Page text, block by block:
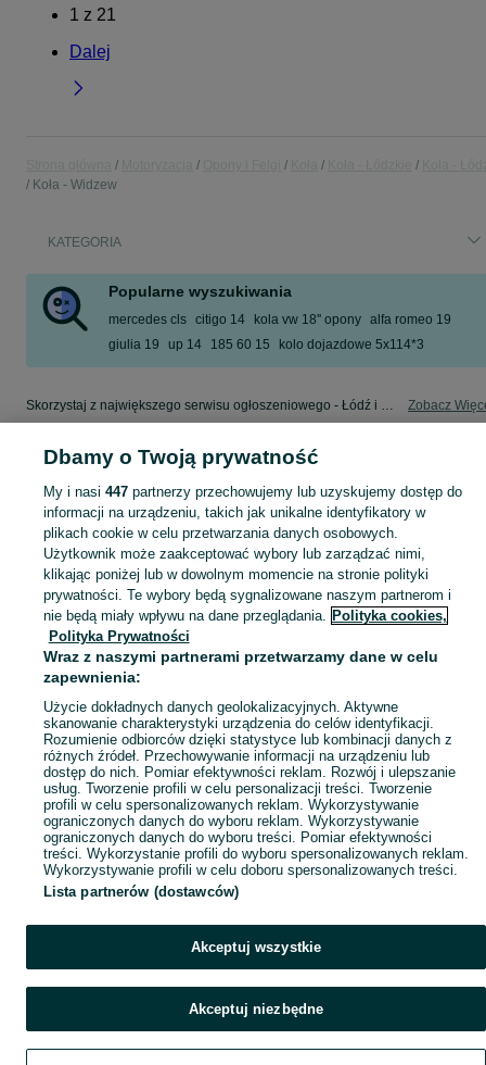
1 z 21
Dalej
Koła - Widzew
KATEGORIA
Popularne wyszukiwania
mercedes cls citigo 14 kola vw 18'' opony alfa romeo 19
giulia 19
up 14 185 60 15 kolo dojazdowe 5x114*3
Skorzystaj z największego serwisu ogłoszeniowego - Łódź i okolice! - kupuj lub sprzedawaj jeszcze wygodniej w kategorii Koła! Zobacz
Mapa kategorii
Mapa miejscowości
Mapa ministron
Popularne wyszukiwania
Dbamy o Twoją prywatność
My i nasi 447partnerzy przechowujemy lub uzyskujemy dostęp do
informacji na urządzeniu, takich jak unikalne identyfikatory w
plikach cookie w celu przetwarzania danych osobowych.
Użytkownik może zaakceptować wybory lub zarządzać nimi,
klikając poniżej lub w dowolnym momencie na stronie polityki
prywatności. Te wybory będą sygnalizowane naszym partnerom i
nie będą miały wpływu na dane przeglądania. Polityka cookies,
Polityka Prywatności
Wraz z naszymi partnerami przetwarzamy dane w celu
zapewnienia:
Użycie dokładnych danych geolokalizacyjnych. Aktywne
skanowanie charakterystyki urządzenia do celów identyfikacji.
Rozumienie odbiorców dzięki statystyce lub kombinacji danych z
różnych źródeł. Przechowywanie informacji na urządzeniu lub
dostęp do nich. Pomiar efektywności reklam. Rozwój i ulepszanie
usług. Tworzenie profili w celu personalizacji treści. Tworzenie
profili w celu spersonalizowanych reklam. Wykorzystywanie
ograniczonych danych do wyboru reklam. Wykorzystywanie
ograniczonych danych do wyboru treści. Pomiar efektywności
treści. Wykorzystanie profili do wyboru spersonalizowanych reklam.
Wykorzystywanie profili w celu doboru spersonalizowanych treści.
Lista partnerów (dostawców)
Akceptuj wszystkie
Akceptuj niezbędne